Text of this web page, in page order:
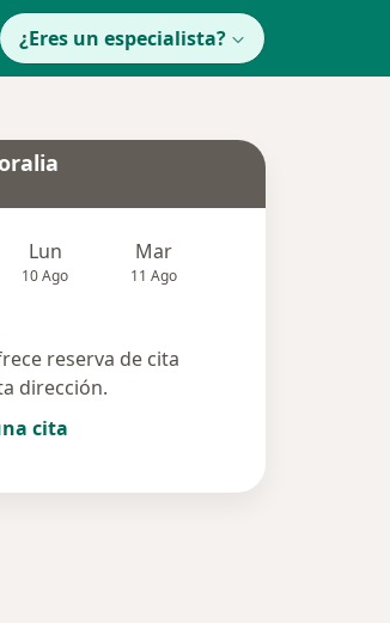
¿Eres un especialista?
Lun
10 Ago
Mar
11 Ago
reserva de cita
dirección.
cita